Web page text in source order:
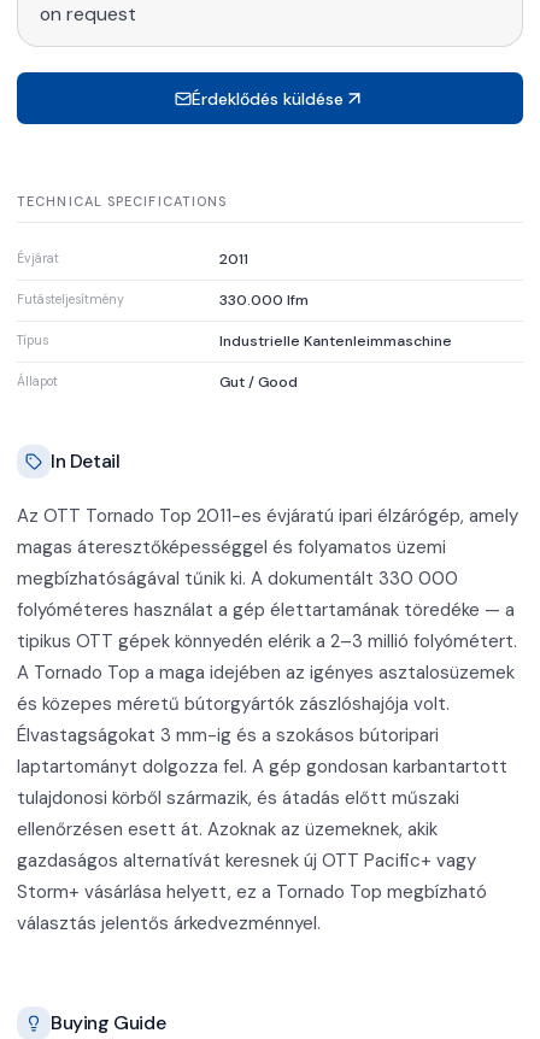
on request
Érdeklődés küldése
TECHNICAL SPECIFICATIONS
Évjárat 2011
Futásteljesítmény 330.000 lfm
Típus Industrielle Kantenleimmaschine
Állapot Gut / Good
In Detail
Az OTT Tornado Top 2011-es évjáratú ipari élzárógép, amely
magas áteresztőképességgel és folyamatos üzemi
megbízhatóságával tűnik ki. A dokumentált 330 000
folyóméteres használat a gép élettartamának töredéke — a
tipikus OTT gépek könnyedén elérik a 2–3 millió folyómétert.
A Tornado Top a maga idejében az igényes asztalosüzemek
és közepes méretű bútorgyártók zászlóshajója volt.
Élvastagságokat 3 mm-ig és a szokásos bútoripari
laptartományt dolgozza fel. A gép gondosan karbantartott
tulajdonosi körből származik, és átadás előtt műszaki
ellenőrzésen esett át. Azoknak az üzemeknek, akik
gazdaságos alternatívát keresnek új OTT Pacific+ vagy
Storm+ vásárlása helyett, ez a Tornado Top megbízható
választás jelentős árkedvezménnyel.
Buying Guide